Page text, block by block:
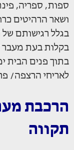
ספות, ספריה,
ושאר הרהיטים
בגלל רגישותם של
בקלות בעת מעבר
בתוך פנים הבית
לאריחי הרצפה/
הרכבת
תקווה